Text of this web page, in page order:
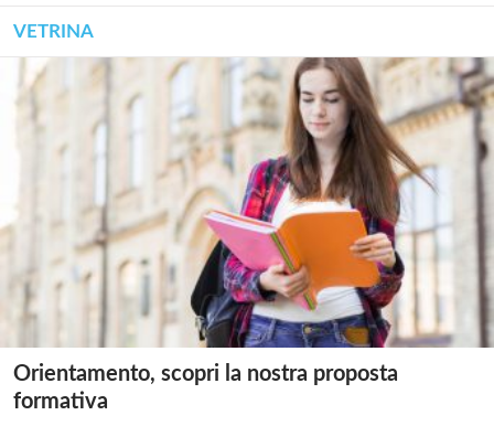
VETRINA
Orientamento, scopri la nostra proposta
formativa